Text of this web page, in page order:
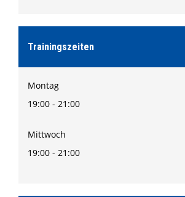
Trainingszeiten
Montag
19:00 - 21:00
Mittwoch
19:00 - 21:00